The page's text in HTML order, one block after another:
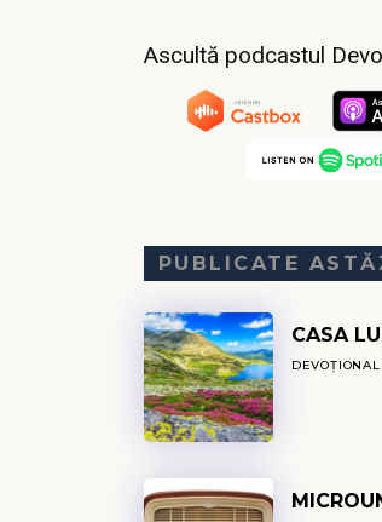
Ascultă podcastul
PUBLICATE
CASA